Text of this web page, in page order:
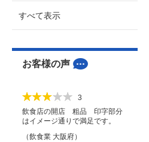
すべて表示
お客様の声
3
飲食店の開店 粗品 印字部分
はイメージ通りで満足です。
（飲食業 大阪府）